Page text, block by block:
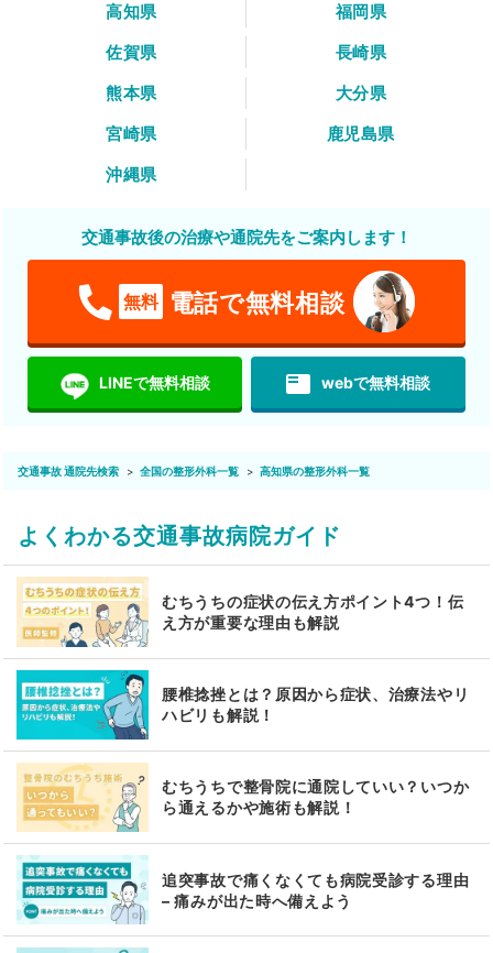
高知県
福岡県
佐賀県
長崎県
熊本県
大分県
宮崎県
鹿児島県
沖縄県
交通事故後の治療や通院先をご案内します！
無料 電話で無料相談
LINEで無料相談 featured_play_list webで無料相談
交通事故 通院先検索 全国の整形外科一覧 高知県の整形外科一覧
よくわかる交通事故病院ガイド
むちうちの症状の伝え方ポイント4つ！伝
え方が重要な理由も解説
腰椎捻挫とは？原因から症状、治療法やリ
ハビリも解説！
むちうちで整骨院に通院していい？いつか
ら通えるかや施術も解説！
追突事故で痛くなくても病院受診する理由
– 痛みが出た時へ備えよう